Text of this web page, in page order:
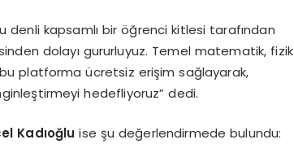
denli kapsamlı bir öğrenci kitlesi tarafından
dolayı gururluyuz. Temel matematik, fizik
bu platforma ücretsiz erişim sağlayarak,
hedefliyoruz” dedi.
Kadıoğlu ise şu değerlendirmede bulundu: